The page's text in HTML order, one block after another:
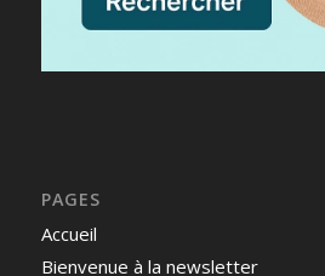
PAGES
Accueil
Bienvenue à la newsletter